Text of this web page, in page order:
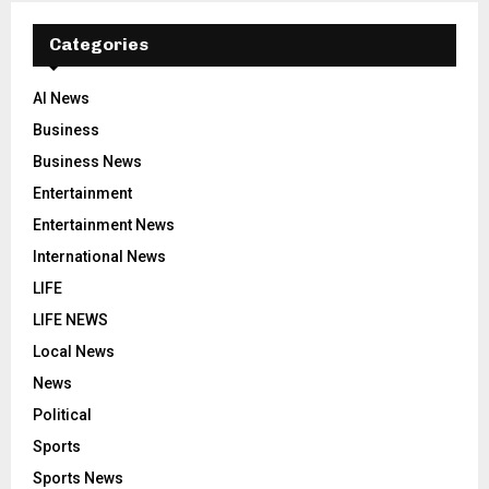
Categories
AI News
Business
Business News
Entertainment
Entertainment News
International News
LIFE
LIFE NEWS
Local News
News
Political
Sports
Sports News